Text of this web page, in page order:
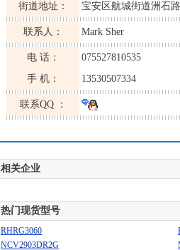
街道地址： 宝安区航城街道洲石
联系人： Mark Sher
电 话：
075527810535
手 机：
13530507334
联系QQ ：
相关企业
热门现货型号
RHRG3060
NCV2903DR2G